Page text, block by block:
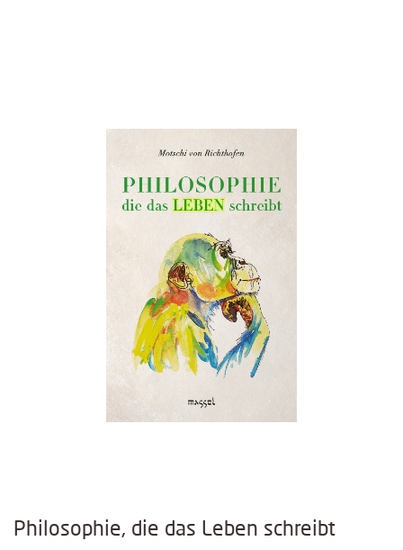
Philosophie, die das Leben schreibt